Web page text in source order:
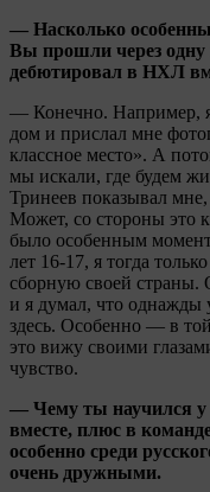
— Насколько
Вы прошли через одну
дебютировал в НХЛ
— Конечно. Например,
дом и прислал мне
классное место». А
мы искали, где будем
Тринеев показывал
Может, со стороны это
было особенным
лет 16-17, я тогда
сборную своей страны.
и я думал, что однажды
здесь. Особенно — в
это вижу своими
чувство.
— Чему ты научился у
вместе, плюс в
особенно среди
очень дружными.